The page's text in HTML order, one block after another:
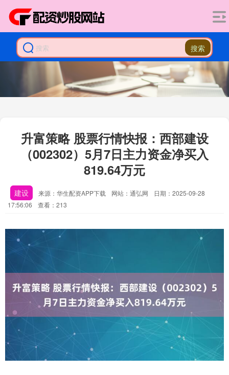
搜索
升富策略 股票行情快报：西部建设
（002302）5月7日主力资金净买入
819.64万元
建设 来源：华生配资APP下载 网站：通弘网
日期：2025-09-28
17:56:06
查看：213